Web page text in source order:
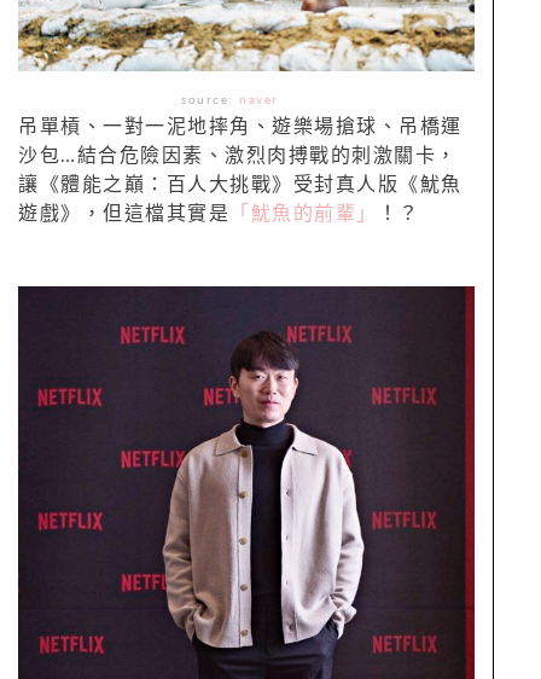
source:naver
吊單槓、一對一泥地摔角、遊樂場搶球、吊橋運
沙包…結合危險因素、激烈肉搏戰的刺激關卡，
讓《體能之巔：百人大挑戰》受封真人版《魷魚
遊戲》，但這檔其實是
「魷魚的前輩」 ！？